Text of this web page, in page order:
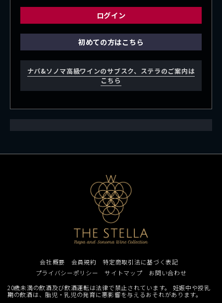
ログイン
初めての方はこちら
ナパ&ソノマ高級ワインのサブスク、ステラのご案内は
こちら
会社概要 会員規約
特定商取引法に基づく表記
プライバシーポリシー
サイトマップ
お問い合わせ
20歳未満の飲酒及び飲酒運転は法律で禁止されています。 妊娠中や授乳
期の飲酒は、胎児・乳児の発育に悪影響を与えるおそれがあります。